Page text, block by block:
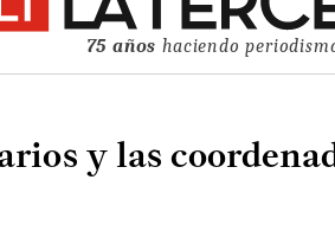
75 años haciendo
y las